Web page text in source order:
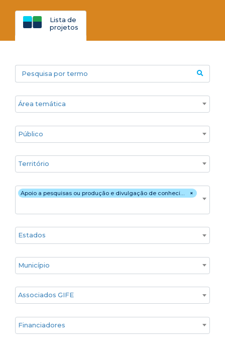
Lista de
projetos
Pesquisa por termo
Áreas temáticas
Público
Territórios
Estratégia de atuação ×
Apoio a pesquisas ou produção e divulgação de conhecimento científico
Estado
Cidade
Associados GIFE
Financiadores